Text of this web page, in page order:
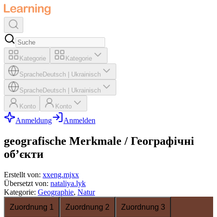
Kategorie Kategorie
SpracheDeutsch Ukrainisch
SpracheDeutsch Ukrainisch
Konto Konto
Anmeldung Anmelden
geografische Merkmale / Географічні
об’єкти
Erstellt von: xxeng.mjxx
Übersetzt von: nataliya.lyk
Kategorie: Geographie, Natur
Zuordnung 1
Zuordnung 2 Zuordnung 3